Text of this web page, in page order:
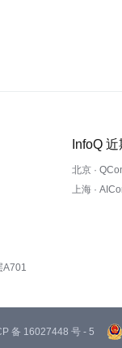
A701
InfoQ
北京 ·
上海 ·
备 16027448 号 - 5